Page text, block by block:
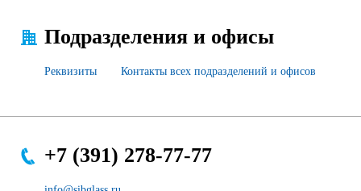
Подразделения и офисы
Реквизиты Контакты всех подразделений и офисов
+7 (391) 278-77-77